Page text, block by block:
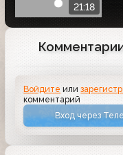
21:18
Войдите или
комментарий
Вход через